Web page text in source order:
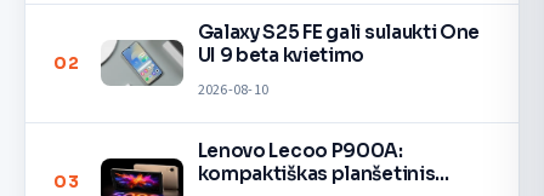
02
Galaxy S25 FE gali sulaukti One
UI 9 beta kvietimo
2026-08-10
03
Lenovo Lecoo P900A:
kompaktiškas planšetinis